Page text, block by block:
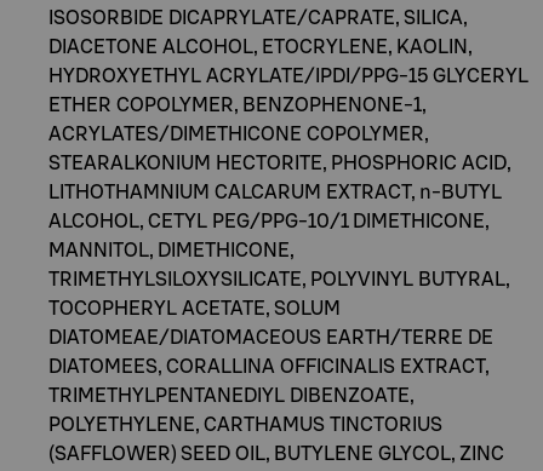
ISOSORBIDE DICAPRYLATE/CAPRATE, SILICA,
DIACETONE ALCOHOL, ETOCRYLENE, KAOLIN,
HYDROXYETHYL ACRYLATE/IPDI/PPG-15 GLYCERYL
ETHER COPOLYMER, BENZOPHENONE-1,
ACRYLATES/DIMETHICONE COPOLYMER,
STEARALKONIUM HECTORITE, PHOSPHORIC ACID,
LITHOTHAMNIUM CALCARUM EXTRACT, n-BUTYL
ALCOHOL, CETYL PEG/PPG-10/1 DIMETHICONE,
MANNITOL, DIMETHICONE,
TRIMETHYLSILOXYSILICATE, POLYVINYL BUTYRAL,
TOCOPHERYL ACETATE, SOLUM
DIATOMEAE/DIATOMACEOUS EARTH/TERRE DE
DIATOMEES, CORALLINA OFFICINALIS EXTRACT,
TRIMETHYLPENTANEDIYL DIBENZOATE,
POLYETHYLENE, CARTHAMUS TINCTORIUS
(SAFFLOWER) SEED OIL, BUTYLENE GLYCOL, ZINC